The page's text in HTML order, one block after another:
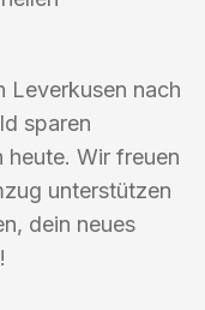
Leverkusen nach
sparen
Wir freuen
unterstützen
dein neues